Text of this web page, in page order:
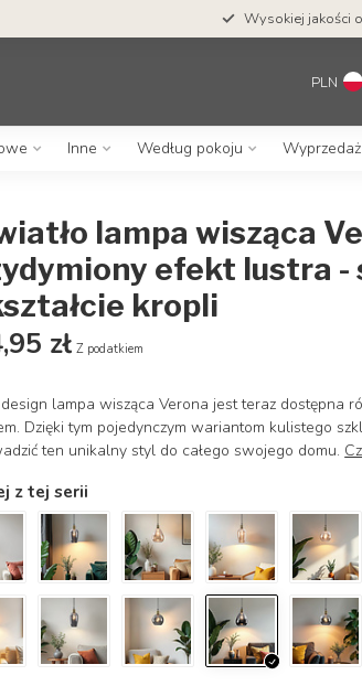
Wysokiej jakości
PLN
Inne Według pokoju Wyprzedaż
lampa wisząca
efekt lustra -
kropli
zł Z podatkiem
lampa wisząca Verona jest teraz dostępna
Dzięki tym pojedynczym wariantom kulistego
ten unikalny styl do całego swojego domu.
z tej serii